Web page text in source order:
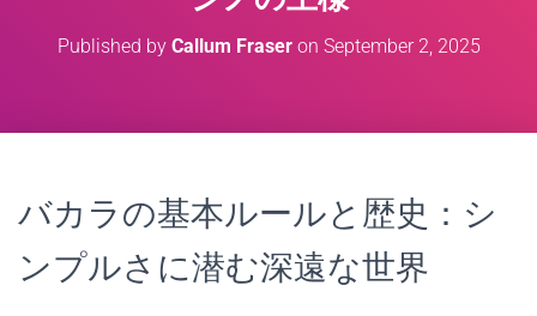
N
Published by Callum Fraseron September 2, 2025
バカラの基本ルールと歴史：シ
ンプルさに潜む深遠な世界